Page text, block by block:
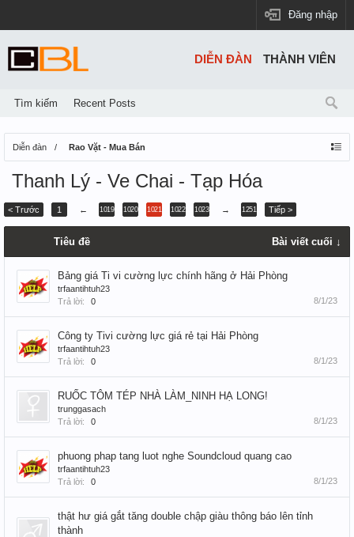
Đăng nhập
Diễn đàn Rao Vặt - Mua Bán
Thanh Lý - Ve Chai - Tạp Hóa
< Trước 1 ← 1019 1020 1021 1022 1023 → 1251 Tiếp >
Tiêu đề Bài viết cuối ↓
Bảng giá Ti vi cường lực chính hãng ở Hải Phòng
trfaantihtuh23
Trả lời:
0 8/1/23
Công ty Tivi cường lực giá rẻ tại Hải Phòng
trfaantihtuh23
Trả lời:
0 8/1/23
RUỐC TÔM TÉP NHÀ LÀM_NINH HẠ LONG!
trunggasach
Trả lời:
0 8/1/23
phuong phap tang luot nghe Soundcloud quang cao
trfaantihtuh23
Trả lời:
0 8/1/23
thật hư giá gắt tăng double chập giàu thông báo lên tỉnh
thành
DIỄN ĐÀN
Tìm kiếm Recent Posts
THÀNH VIÊN